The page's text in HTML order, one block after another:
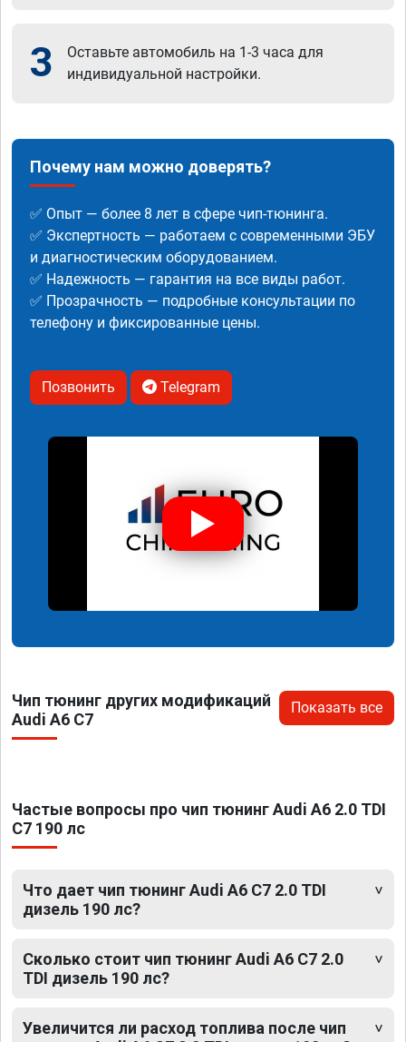
3
Оставьте автомобиль на 1-3 часа для
индивидуальной настройки.
Почему нам можно доверять?
✅ Опыт — более 8 лет в сфере чип-тюнинга.
✅ Экспертность — работаем с современными ЭБУ
и диагностическим оборудованием.
✅ Надежность — гарантия на все виды работ.
✅ Прозрачность — подробные консультации по
телефону и фиксированные цены.
Позвонить Telegram
Чип тюнинг других модификаций
Audi A6 C7
Показать все
Частые вопросы про чип тюнинг Audi A6 2.0 TDI
C7 190 лс
Что дает чип тюнинг Audi A6 C7 2.0 TDI
дизель 190 лс?
Сколько стоит чип тюнинг Audi A6 C7 2.0
TDI дизель 190 лс?
Увеличится ли расход топлива после чип